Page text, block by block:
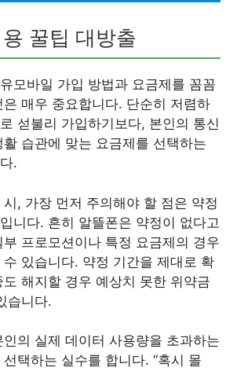
꿀팁 대방출
모바일 가입 방법과 요금제를 꼼꼼
매우 중요합니다. 단순히 저렴하
섣불리 가입하기보다, 본인의 통신
습관에 맞는 요금제를 선택하는
.
, 가장 먼저 주의해야 할 점은 약정
니다. 흔히 알뜰폰은 약정이 없다고
프로모션이나 특정 요금제의 경우
수 있습니다. 약정 기간을 제대로 확
도 해지할 경우 예상치 못한 위약금
습니다.
의 실제 데이터 사용량을 초과하는
택하는 실수를 합니다. “혹시 몰